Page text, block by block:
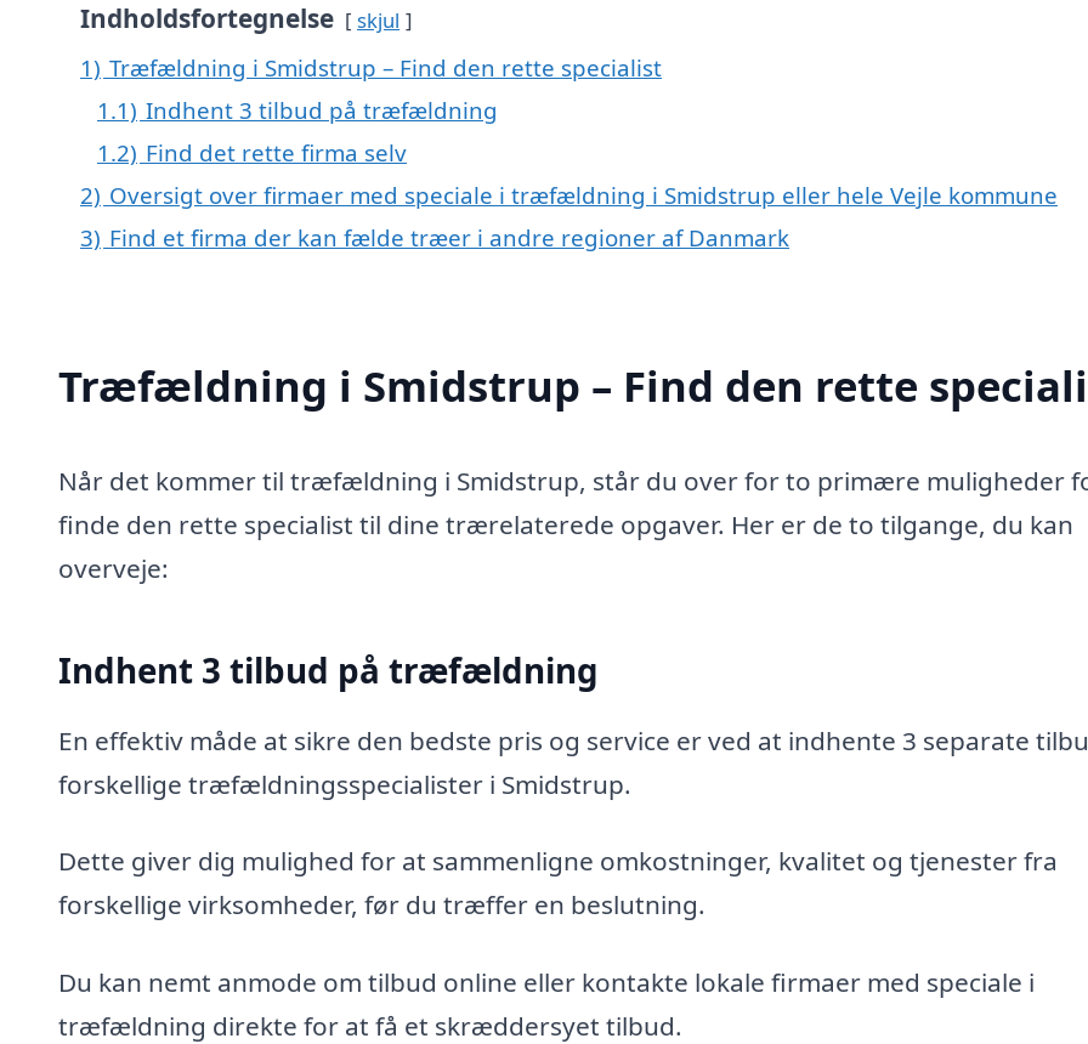
Indholdsfortegnelse skjul
1) Træfældning i Smidstrup – Find den rette specialist
1.1) Indhent 3 tilbud på træfældning
1.2) Find det rette firma selv
2) Oversigt over firmaer med speciale i træfældning i Smidstrup eller hele Vejle kommune
3) Find et firma der kan fælde træer i andre regioner af Danmark
Træfældning i Smidstrup – Find den rette
Når det kommer til træfældning i Smidstrup, står du over for to primære muligheder
finde den rette specialist til dine trærelaterede opgaver. Her er de to tilgange, du kan
overveje:
Indhent 3 tilbud på træfældning
En effektiv måde at sikre den bedste pris og service er ved at indhente 3 separate
forskellige træfældningsspecialister i Smidstrup.
Dette giver dig mulighed for at sammenligne omkostninger, kvalitet og tjenester fra
forskellige virksomheder, før du træffer en beslutning.
Du kan nemt anmode om tilbud online eller kontakte lokale firmaer med speciale i
træfældning direkte for at få et skræddersyet tilbud.